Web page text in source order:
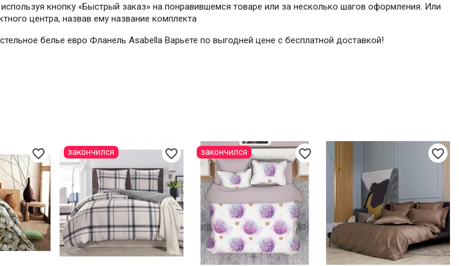
кнопку «Быстрый заказ» на понравившемся товаре или за несколько шагов оформления. Или
центра, назвав ему название комплекта
белье евро Фланель Asabella Варьете по выгодней цене с бесплатной доставкой!
favorite_border favorite_border
закончился favorite_border
закончился favorite_border